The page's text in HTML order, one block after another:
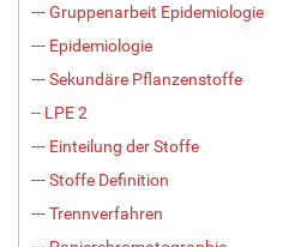
--- Gruppenarbeit Epidemiologie
--- Epidemiologie
--- Sekundäre Pflanzenstoffe
-- LPE 2
--- Einteilung der Stoffe
--- Stoffe Definition
--- Trennverfahren